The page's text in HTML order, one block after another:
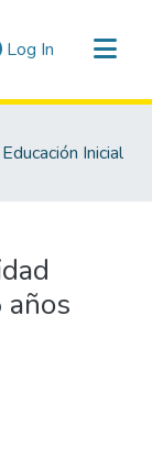
Log In (current)
Inicial